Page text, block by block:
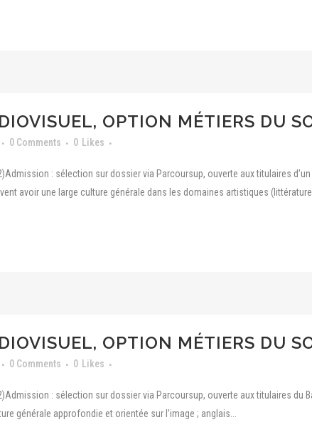
OPTION MÉTIERS DU
0 Comments 0 Likes
: sélection sur dossier via Parcoursup, ouverte aux titulaires
avoir une large culture générale dans les domaines artistiques
OPTION MÉTIERS DU
0 Comments 0 Likes
: sélection sur dossier via Parcoursup, ouverte aux titulaires du
générale approfondie et orientée sur l’image ; anglais...